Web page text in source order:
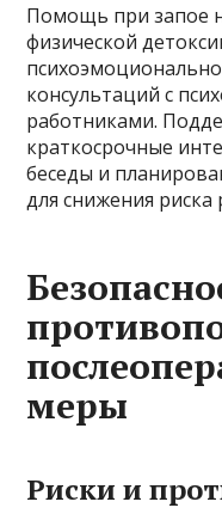
Помощь при запое
физической
консультаций с
работниками.
краткосрочные
беседы и
для снижения риска
меры
Риски и